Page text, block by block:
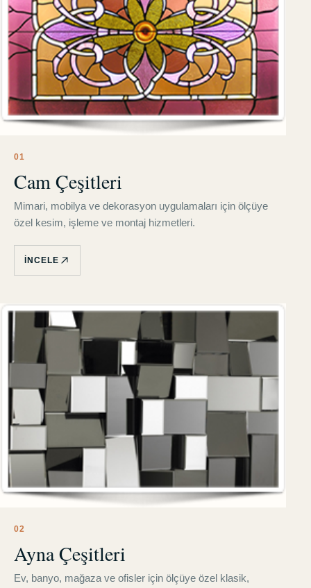
01
Cam Çeşitleri
Mimari, mobilya ve dekorasyon uygulamaları için ölçüye
özel kesim, işleme ve montaj hizmetleri.
İNCELE
02
Ayna Çeşitleri
Ev, banyo, mağaza ve ofisler için ölçüye özel klasik,